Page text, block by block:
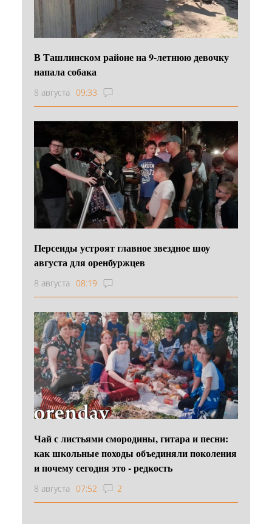
В Ташлинском районе на 9-летнюю девочку
напала собака
8 августа 09:33
Персеиды устроят главное звездное шоу
августа для оренбуржцев
8 августа 08:19
Чай с листьями смородины, гитара и песни:
как школьные походы объединяли поколения
и почему сегодня это - редкость
8 августа 07:52 2